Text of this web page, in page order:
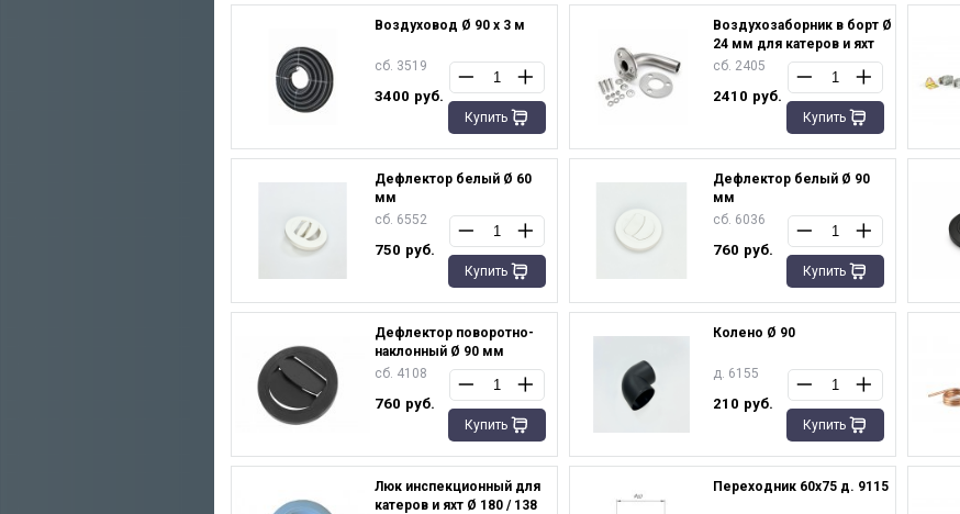
Воздуховод Ø 90 х 3 м
сб. 3519
3400 руб.
Купить
Воздухозаборник в борт Ø
24 мм для катеров и яхт
сб. 2405
2410 руб.
Купить
Дефлектор белый Ø 60
мм
сб. 6552
750 руб.
Купить
Дефлектор белый Ø 90
мм
сб. 6036
760 руб.
Купить
Дефлектор поворотно-
наклонный Ø 90 мм
сб. 4108
760 руб.
Купить
Колено Ø 90
д. 6155
210 руб.
Купить
Люк инспекционный для
катеров и яхт Ø 180 / 138
Переходник 60х75 д. 9115